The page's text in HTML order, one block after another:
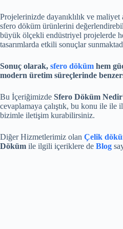
Projelerinizde dayanıklılık ve maliyet
sfero döküm ürünlerini
büyük ölçekli endüstriyel projelerde
tasarımlarda etkili sonuçlar
Sonuç olarak, sfero döküm hem
modern üretim süreçlerinde
Bu İçeriğimizde Sfero Döküm
cevaplamaya çalıştık, bu konu ile
bizimle iletişim kurabilirsiniz.
Diğer Hizmetlerimiz olan Çelik
Döküm ile ilgili içeriklere de Blog